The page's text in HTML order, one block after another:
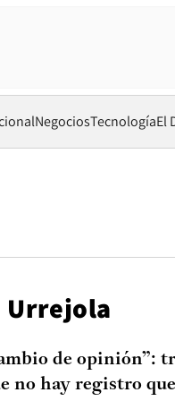
NegociosTecnologíaEl
Urrejola
de opinión”:
no hay registro